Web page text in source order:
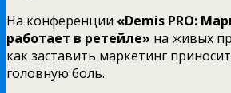
На конференции «Demis PRO:
работает в ретейле» на живых
как заставить маркетинг
головную боль.